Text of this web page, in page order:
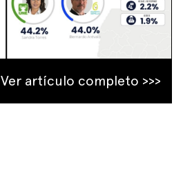
Ver artículo completo >>>